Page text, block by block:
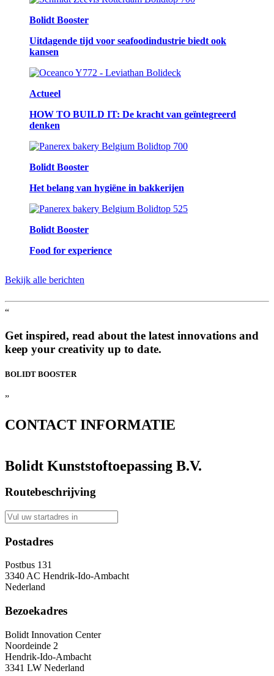
Bolidt Booster
Uitdagende tijd voor seafoodindustrie biedt ook
kansen
Actueel
HOW TO BUILD IT: De kracht van geïntegreerd
denken
Bolidt Booster
Het belang van hygiëne in bakkerijen
Bolidt Booster
Food for experience
Bekijk alle berichten
“
Get inspired, read about the latest innovations and
keep your creativity up to date.
BOLIDT BOOSTER
”
CONTACT INFORMATIE
Bolidt Kunststoftoepassing B.V.
Routebeschrijving
Postadres
Postbus 131
3340 AC Hendrik-Ido-Ambacht
Nederland
Bezoekadres
Bolidt Innovation Center
Noordeinde 2
Hendrik-Ido-Ambacht
3341 LW Nederland